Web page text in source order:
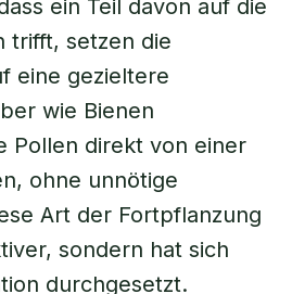
ein Teil davon auf die
trifft, setzen die
eine gezieltere
wie Bienen
Pollen direkt von einer
ohne unnötige
Art der Fortpflanzung
sondern hat sich
durchgesetzt.